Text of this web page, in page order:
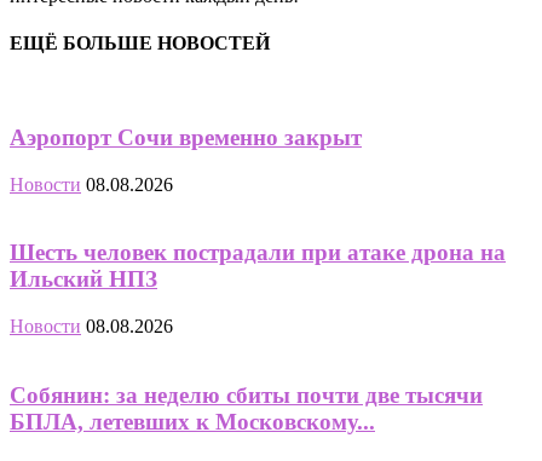
ЕЩЁ БОЛЬШЕ НОВОСТЕЙ
Аэропорт Сочи временно закрыт
Новости 08.08.2026
Шесть человек пострадали при атаке дрона на
Ильский НПЗ
Новости 08.08.2026
Собянин: за неделю сбиты почти две тысячи
БПЛА, летевших к Московскому...